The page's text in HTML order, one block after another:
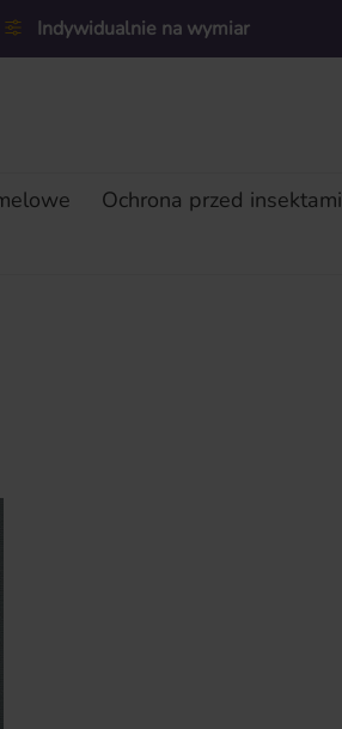
Indywidualnie na wymiar
Ochrona przed insektami